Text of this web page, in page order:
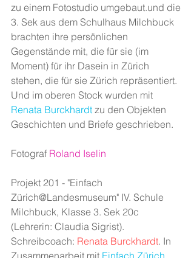
zu einem Fotostudio umgebaut.und die
3. Sek aus dem Schulhaus Milchbuck
brachten ihre persönlichen
Gegenstände mit, die für sie (im
Moment) für ihr Dasein in Zürich
stehen, die für sie Zürich repräsentiert.
Und im oberen Stock wurden mit
Renata Burckhardt zu den Objekten
Geschichten und Briefe geschrieben.
Fotograf Roland Iselin
Projekt 201 - "Einfach
Zürich@Landesmuseum" IV. Schule
Milchbuck, Klasse 3. Sek 20c
(Lehrerin: Claudia Sigrist).
Schreibcoach: Renata Burckhardt. In
Zusammenarbeit mit Einfach Zürich.